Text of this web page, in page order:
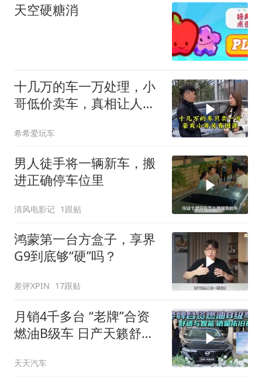
天空硬糖消
十几万的车一万处理，小
哥低价卖车，真相让人吃
希希爱玩车
男人徒手将一辆新车，搬
进正确停车位里
清风电影记 1跟贴
鸿蒙第一台方盒子，享界
G9到底够“硬”吗？
差评XPIN 17跟贴
月销4千多台 “老牌”合资
燃油B级车 日产天籁舒适
天天汽车